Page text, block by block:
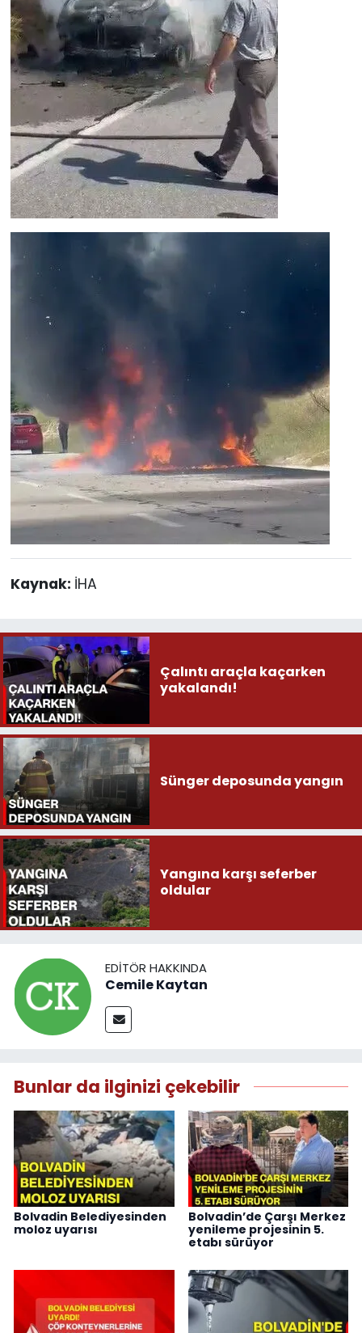
Kaynak: İHA
Çalıntı araçla kaçarken
yakalandı!
Sünger deposunda yangın
Yangına karşı seferber
oldular
EDITÖR HAKKINDA
Cemile Kaytan
Bunlar da ilginizi çekebilir
Bolvadin Belediyesinden
moloz uyarısı
Bolvadin’de Çarşı Merkez
yenileme projesinin 5.
etabı sürüyor